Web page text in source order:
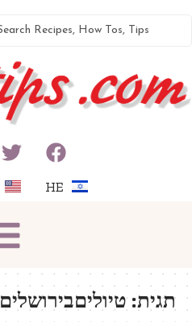
HE
תגית:טיוליםבירושלים